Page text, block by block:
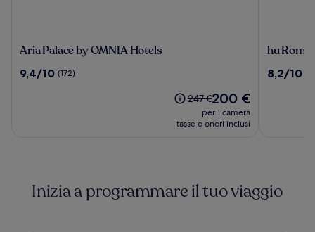
Aria
by
Aria Palace by OMNIA Hotels
9.4
9,4/10 (172)
Il
prezzo
era
sulla
tariffa
247 €Il
prezzo
attuale
200 €
per 1 camera
tasse e oneri inclusi
hu
Camping
hu
8.2
8,2/10
Inizia a programmare il tuo viaggio